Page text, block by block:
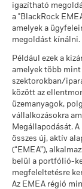
csökkenhet, ha
pénznemben
Kedvező
A
körülmények
ekkor: 2026. júl. 17.
Lipper globális
MSCI súlyozott
szénintenzitás
CO2E/$M
ekkor: 2026. júl. 17.
MSCI ESG %
ekkor: 2026. júl. 17.
MSCI ESG
pontszám -
ekkor: 2026. júl. 17.
MSCI - Termikus
ekkor: 2026. jún. 30.
MSCI -
ekkor: 2026. jún. 30.
Üzleti részvételi
ekkor: 2026. jún. 30.
Nem lefedett
százalékos
ekkor: 2026. jún. 30.
A fenti, termikus
igazítható
a "BlackRock
amelyek a
megoldást kínálni.
Például ezek a
amelyek több
szektorokban/
között az
üzemanyagok,
vállalkozásokra
Megállapodását.
összes új, aktív
(“EMEA”),
belül a portfólió-
megfeleltetésre
Az EMEA régió